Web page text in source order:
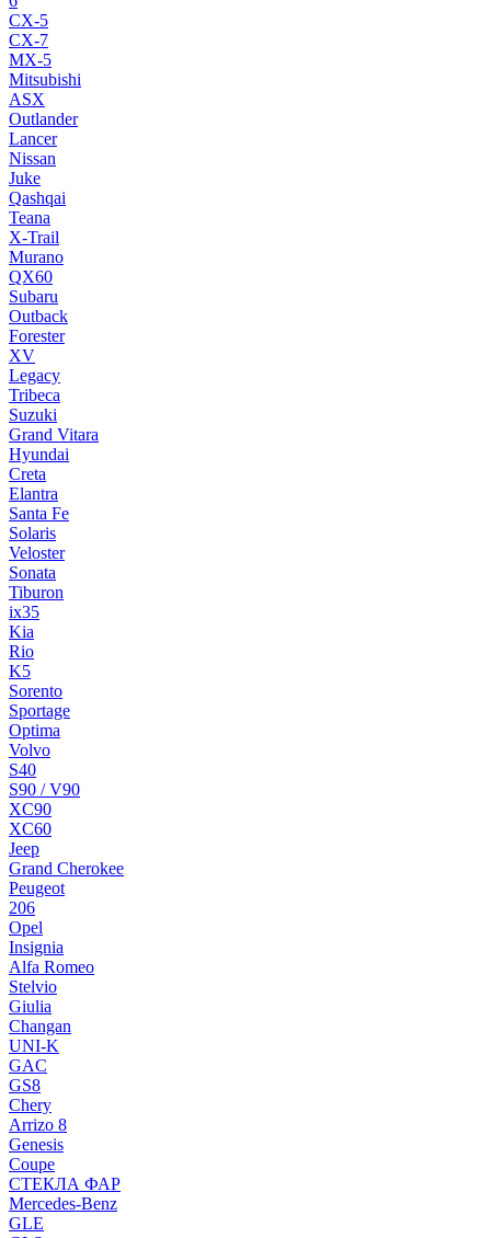
CX-5
CX-7
MX-5
Mitsubishi
ASX
Outlander
Lancer
Nissan
Juke
Qashqai
Teana
X-Trail
Murano
QX60
Subaru
Outback
Forester
XV
Legacy
Tribeca
Suzuki
Grand Vitara
Hyundai
Creta
Elantra
Santa Fe
Solaris
Veloster
Sonata
Tiburon
ix35
Kia
Rio
K5
Sorento
Sportage
Optima
Volvo
S40
S90 / V90
XC90
XC60
Jeep
Grand Cherokee
Peugeot
206
Opel
Insignia
Alfa Romeo
Stelvio
Giulia
Changan
UNI-K
GAC
GS8
Chery
Arrizo 8
Genesis
Coupe
СТЕКЛА ФАР
Mercedes-Benz
GLE